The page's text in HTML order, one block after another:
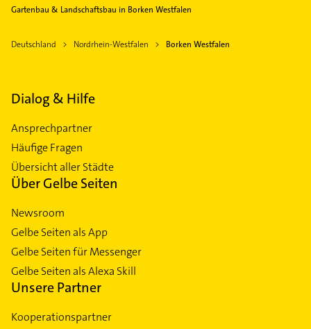
Gartenbau & Landschaftsbau in Borken Westfalen
Deutschland Nordrhein-Westfalen Borken Westfalen
Dialog & Hilfe
Ansprechpartner
Häufige Fragen
Übersicht aller Städte
Über Gelbe Seiten
Newsroom
Gelbe Seiten als App
Gelbe Seiten für Messenger
Gelbe Seiten als Alexa Skill
Unsere Partner
Kooperationspartner